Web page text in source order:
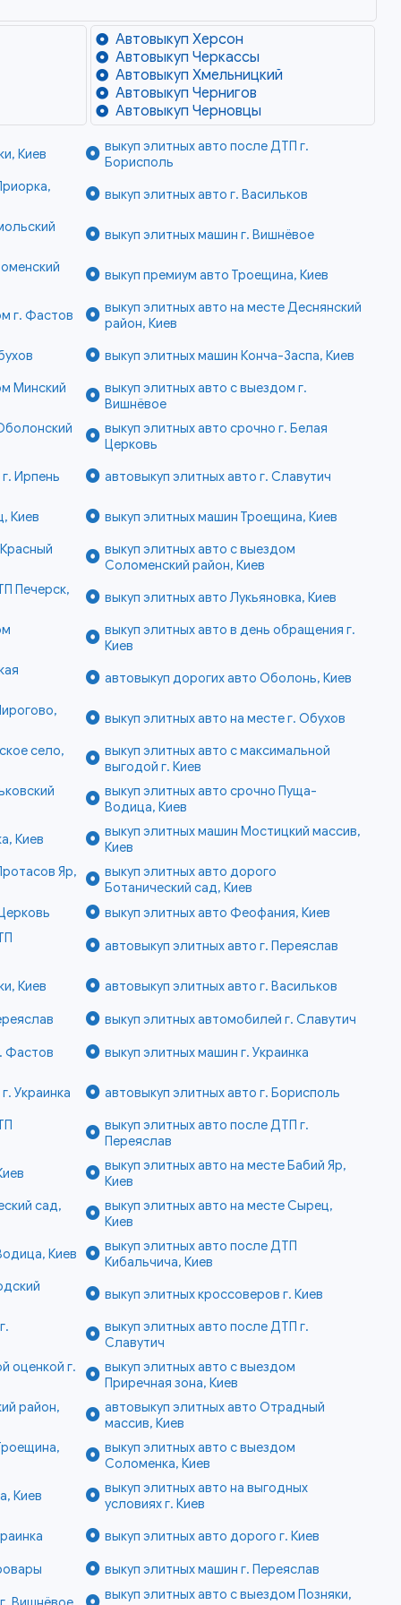
Автовыкуп Херсон
Автовыкуп Черкассы
Автовыкуп Хмельницкий
Автовыкуп Чернигов
Автовыкуп Черновцы
Киев
выкуп элитных авто после ДТП г.
Борисполь
выкуп элитных авто г. Васильков
выкуп элитных машин г. Вишнёвое
выкуп премиум авто Троещина, Киев
г. Фастов
выкуп элитных авто на месте Деснянский
район, Киев
выкуп элитных машин Конча-Заспа, Киев
Минский
выкуп элитных авто с выездом г.
Вишнёвое
выкуп элитных авто срочно г. Белая
Церковь
Ирпень
автовыкуп элитных авто г. Славутич
Киев
выкуп элитных машин Троещина, Киев
выкуп элитных авто с выездом
Соломенский район, Киев
Печерск,
выкуп элитных авто Лукьяновка, Киев
выкуп элитных авто в день обращения г.
Киев
автовыкуп дорогих авто Оболонь, Киев
выкуп элитных авто на месте г. Обухов
село,
выкуп элитных авто с максимальной
выгодой г. Киев
выкуп элитных авто срочно Пуща-
Водица, Киев
Киев
выкуп элитных машин Мостицкий массив,
Киев
Яр,
выкуп элитных авто дорого
Ботанический сад, Киев
выкуп элитных авто Феофания, Киев
автовыкуп элитных авто г. Переяслав
Киев автовыкуп элитных авто г. Васильков
выкуп элитных автомобилей г. Славутич
Фастов выкуп элитных машин г. Украинка
Украинка
автовыкуп элитных авто г. Борисполь
выкуп элитных авто после ДТП г.
Переяслав
выкуп элитных авто на месте Бабий Яр,
Киев
сад,
выкуп элитных авто на месте Сырец,
Киев
Киев
выкуп элитных авто после ДТП
Кибальчича, Киев
выкуп элитных кроссоверов г. Киев
выкуп элитных авто после ДТП г.
Славутич
оценкой г.
выкуп элитных авто с выездом
Приречная зона, Киев
район,
автовыкуп элитных авто Отрадный
массив, Киев
выкуп элитных авто с выездом
Соломенка, Киев
Киев
выкуп элитных авто на выгодных
условиях г. Киев
выкуп элитных авто дорого г. Киев
выкуп элитных машин г. Переяслав
выкуп элитных авто с выездом Позняки,